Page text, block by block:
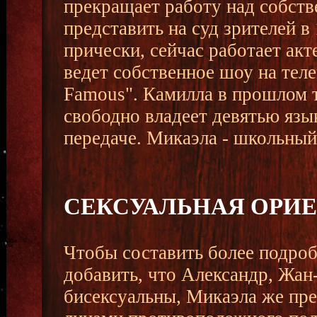
прекращает работу над
представить на суд зрителей
прически, сейчас работает
ведет собственное шоу на
Famous". Камилла в прошлом
свободно владеет девятью
передаче. Микаэла -
СЕКСУАЛЬНАЯ
Чтобы составить более
добавить, что Александр,
бисексуальны, Микаэла же